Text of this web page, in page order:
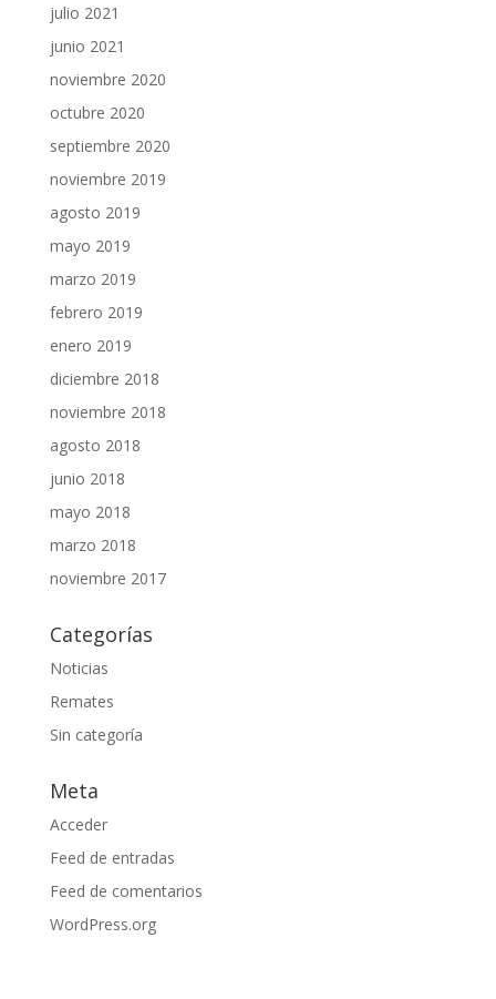
julio 2021
junio 2021
noviembre 2020
octubre 2020
septiembre 2020
noviembre 2019
agosto 2019
mayo 2019
marzo 2019
febrero 2019
enero 2019
diciembre 2018
noviembre 2018
agosto 2018
junio 2018
mayo 2018
marzo 2018
noviembre 2017
Categorías
Noticias
Remates
Sin categoría
Meta
Acceder
Feed de entradas
Feed de comentarios
WordPress.org